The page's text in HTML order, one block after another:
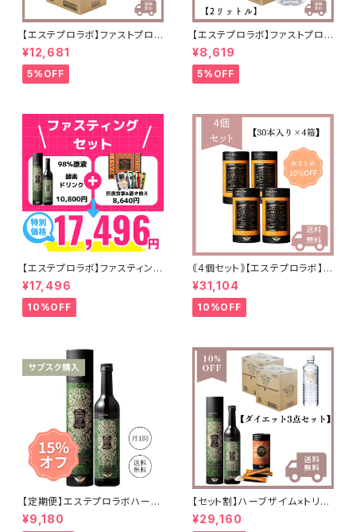
【エステプロラボ】ファストプロウ
ォーター 500ml(24本セット)
×2箱 送料無料
¥12,681
5%OFF
【エステプロラボ】ファストプロウ
ォーター 2ℓ(6本セット)×2箱
送料無料
¥8,619
5%OFF
【エステプロラボ】ファスティング
セット
¥17,496
10%OFF
｟4個セット｠【エステプロラボ】ト
リプルカッターEX
¥31,104
10%OFF
【定期便】エステプロラボハーブ
ザイム(酵素)/3ヶ月コース
¥9,180
【セット割】ハーブザイム×トリプ
ルカッター×ファストプロウォー
ター
¥29,160